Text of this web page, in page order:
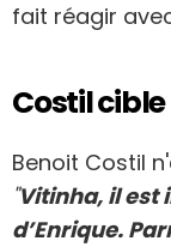
fait réagir
Costil
Benoit Costil
"Vitinha, il est
d’Enrique.